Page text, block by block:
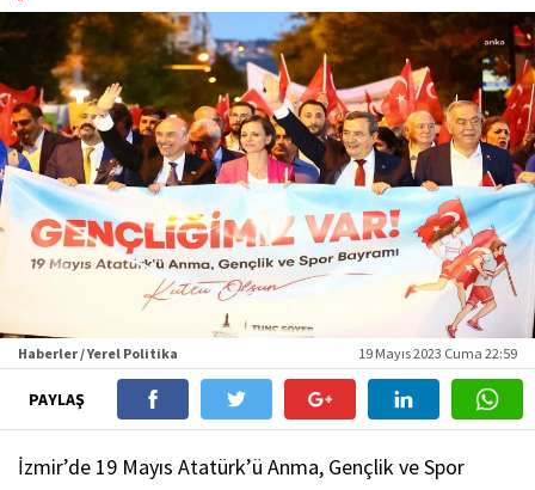
Haberler / Yerel Politika 19 Mayıs 2023 Cuma 22:59
PAYLAŞ
İzmir’de 19 Mayıs Atatürk’ü Anma, Gençlik ve Spor